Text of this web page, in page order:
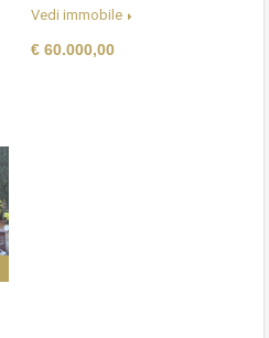
Vedi immobile
€ 60.000,00